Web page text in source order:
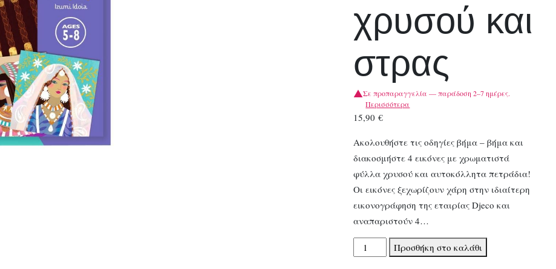
χρυσού και
στρας
Σε προπαραγγελία — παράδοση 2–7 ημέρες.
Περισσότερα
15,90€
Ακολουθήστε τις οδηγίες βήμα – βήμα και
διακοσμήστε 4 εικόνες με χρωματιστά
φύλλα χρυσού και αυτοκόλλητα πετράδια!
Οι εικόνες ξεχωρίζουν χάρη στην ιδιαίτερη
εικονογράφηση της εταιρίας Djeco και
αναπαριστούν 4…
Djeco
χειροτεχνία
Προσθήκη στο καλάθι